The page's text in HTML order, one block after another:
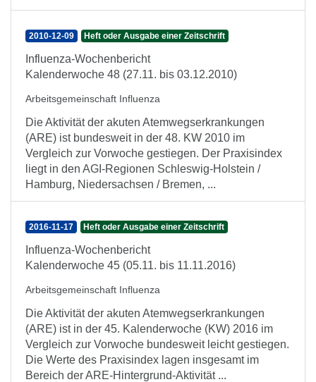
2010-12-09 Heft oder Ausgabe einer Zeitschrift
Influenza-Wochenbericht
Kalenderwoche 48 (27.11. bis 03.12.2010)
Arbeitsgemeinschaft Influenza
Die Aktivität der akuten Atemwegserkrankungen
(ARE) ist bundesweit in der 48. KW 2010 im
Vergleich zur Vorwoche gestiegen. Der Praxisindex
liegt in den AGI-Regionen Schleswig-Holstein /
Hamburg, Niedersachsen / Bremen, ...
2016-11-17 Heft oder Ausgabe einer Zeitschrift
Influenza-Wochenbericht
Kalenderwoche 45 (05.11. bis 11.11.2016)
Arbeitsgemeinschaft Influenza
Die Aktivität der akuten Atemwegserkrankungen
(ARE) ist in der 45. Kalenderwoche (KW) 2016 im
Vergleich zur Vorwoche bundesweit leicht gestiegen.
Die Werte des Praxisindex lagen insgesamt im
Bereich der ARE-Hintergrund-Aktivität ...